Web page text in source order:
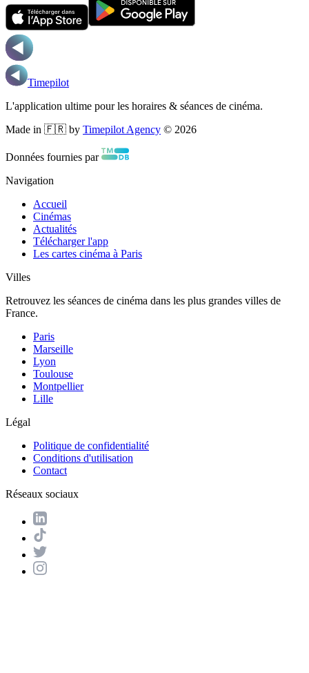
Timepilot
L'application ultime pour les horaires & séances de cinéma.
Made in 🇫🇷 by Timepilot Agency © 2026
Données fournies par
Navigation
Accueil
Cinémas
Actualités
Télécharger l'app
Les cartes cinéma à Paris
Villes
Retrouvez les séances de cinéma dans les plus grandes villes de
France.
Paris
Marseille
Lyon
Toulouse
Montpellier
Lille
Légal
Politique de confidentialité
Conditions d'utilisation
Contact
Réseaux sociaux